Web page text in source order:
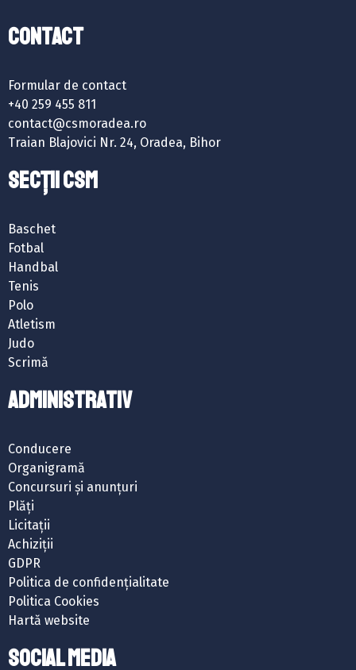
Contact
Formular de contact
+40 259 455 811
contact@csmoradea.ro
Traian Blajovici Nr. 24, Oradea, Bihor
SECȚII CSM
Baschet
Fotbal
Handbal
Tenis
Polo
Atletism
Judo
Scrimă
ADMINISTRATIV
Conducere
Organigramă
Concursuri și anunțuri
Plăți
Licitații
Achiziții
GDPR
Politica de confidențialitate
Politica Cookies
Hartă website
SOCIAL MEDIA